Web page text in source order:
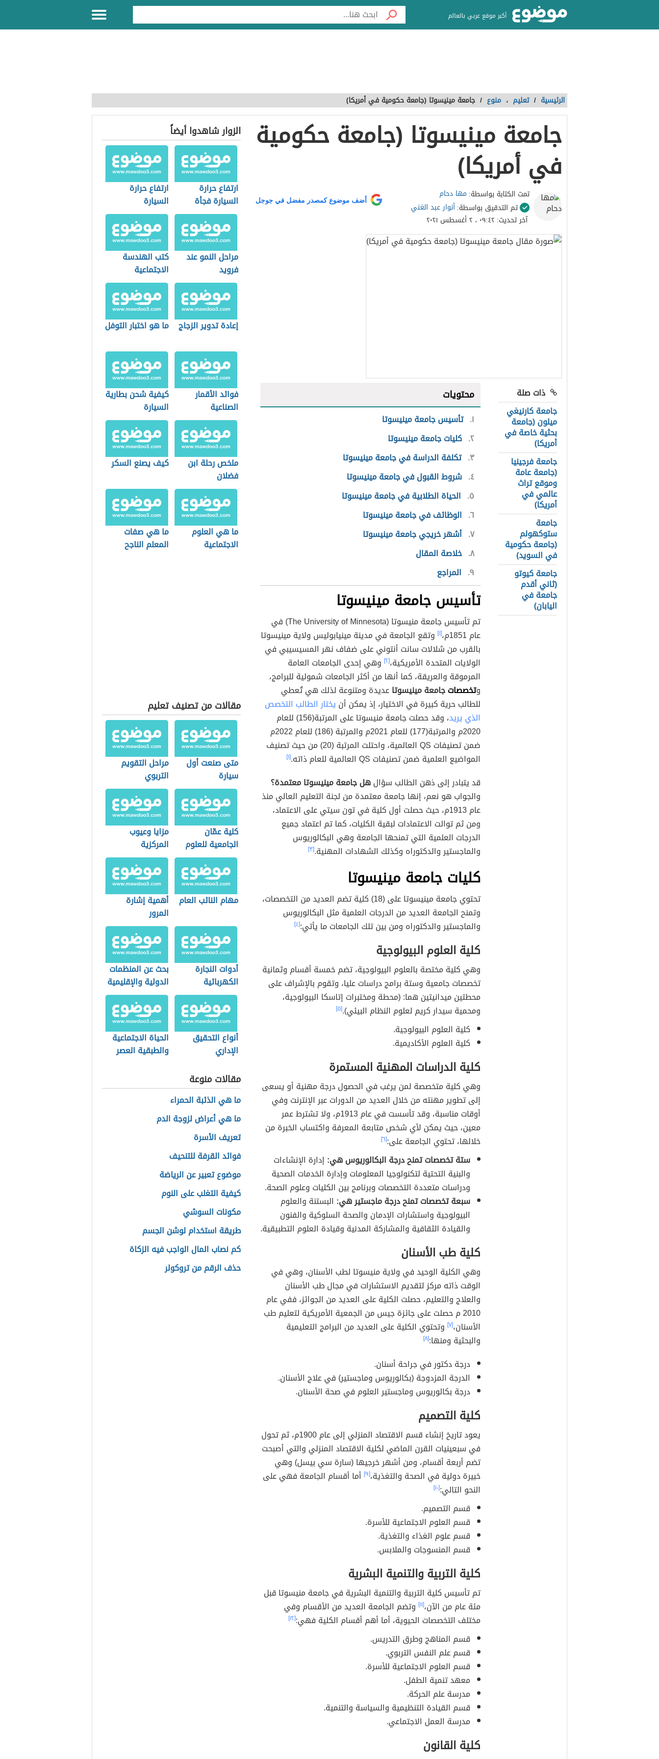
أكبر موقع عربي بالعالم
الرئيسية / تعليم ، منوع / جامعة مينيسوتا (جامعة حكومية في أمريكا)
جامعة مينيسوتا (جامعة حكومية
في أمريكا)
تمت الكتابة بواسطة: مها دحام
تم التدقيق بواسطة:أنوار عبد الغني
آخر تحديث:٠٩:٤٢ ، ٢ أغسطس ٢٠٢١
أضف موضوع كمصدر مفضل في جوجل
ذات صلة
جامعة كارنيغي
ميلون (جامعة
بحثية خاصة في
أمريكا)
جامعة فرجينيا
(جامعة عامة
وموقع تراث
عالمي في
أمريكا)
جامعة
ستوكهولم
(جامعة حكومية
في السويد)
جامعة كيوتو
(ثاني أقدم
جامعة في
اليابان)
محتويات
١ تأسيس جامعة مينيسوتا
٢ كليات جامعة مينيسوتا
٣ تكلفة الدراسة في جامعة مينيسوتا
٤ شروط القبول في جامعة مينيسوتا
٥ الحياة الطلابية في جامعة مينيسوتا
٦ الوظائف في جامعة مينيسوتا
٧ أشهر خريجي جامعة مينيسوتا
٨ خلاصة المقال
٩ المراجع
تأسيس جامعة مينيسوتا
تم تأسيس جامعة منيسوتا (The University of Minnesota) في
عام 1851م،
[١] وتقع الجامعة في مدينة مينيابوليس ولاية مينيسوتا
بالقرب من شلالات سانت أنتوني على ضفاف نهر المسيسيبي في
الولايات المتحدة الأمريكية،[٢]
وهي إحدى الجامعات العامة
المرموقة والعريقة، كما أنها من أكثر الجامعات شمولية للبرامج،
وتخصصاتجامعة مينيسوتاعديدة ومتنوعة لذلك هي تُعطي
للطالب حرية كبيرة في الاختيار، إذ يمكن أن يختار الطالب التخصص
الذي يريد
، وقد حصلت جامعة منيسوتا على المرتبة(156) للعام
2020م والمرتبة(177) للعام 2021م والمرتبة (186) للعام 2022م
ضمن تصنيفات QS العالمية، واحتلت المرتبة (20) من حيث تصنيف
المواضيع العلمية ضمن تصنيفات QS العالمية للعام ذاته.
[١]
قد يتبادر إلى ذهن الطالب سؤالهل جامعة مينيسوتا معتمدة؟
والجواب هو نعم، إنها جامعة معتمدة من لجنة التعليم العالي منذ
عام 1913م، حيث حصلت أول كلية في تون سيتي على الاعتماد،
ومن ثم توالت الاعتمادات لبقية الكليات، كما تم اعتماد جميع
الدرجات العلمية التي تمنحها الجامعة وهي البكالوريوس
والماجستير والدكتوراه وكذلك الشهادات المهنية.[٣]
كليات جامعة مينيسوتا
تحتوي جامعة مينيسوتا على (18) كلية تضم العديد من التخصصات،
وتمنح الجامعة العديد من الدرجات العلمية مثل البكالوريوس
والماجستير والدكتوراه ومن بين تلك الجامعات ما يأتي:[٤]
كلية العلوم البيولوجية
وهي كلية مختصة بالعلوم البيولوجية، تضم خمسة أقسام وثمانية
تخصصات جامعية وستة برامج دراسات عليا، وتقوم بالإشراف على
محطتين ميدانيتين هما: (محطة ومختبرات إتاسكا البيولوجية،
ومحمية سيدار كريم لعلوم النظام البيئي).[٥]
كلية العلوم البيولوجية.
كلية العلوم الأكاديمية.
كلية الدراسات المهنية المستمرة
وهي كلية متخصصة لمن يرغب في الحصول درجة مهنية أو يسعى
إلى تطوير مهنته من خلال العديد من الدورات عبر الإنترنت وفي
أوقات مناسبة، وقد تأسست في عام 1913م، ولا تشترط عمر
معين، حيث يمكن لأي شخص متابعة المعرفة واكتساب الخبرة من
خلالها، تحتوي الجامعة على:[٦]
ستة تخصصات تمنح درجة البكالوريوس هي: إدارة الإنشاءات
والبنية التحتية لتكنولوجيا المعلومات وإدارة الخدمات الصحية
ودراسات متعددة التخصصات وبرنامج بين الكليات وعلوم الصحة.
سبعة تخصصات تمنح درجة ماجستير هي: البستنة والعلوم
البيولوجية واستشارات الإدمان والصحة السلوكية والفنون
والقيادة الثقافية والمشاركة المدنية وقيادة العلوم التطبيقية.
كلية طب الأسنان
وهي الكلية الوحيد في ولاية منيسوتا لطب الأسنان، وهي في
الوقت ذاته مركز لتقديم الاستشارات في مجال طب الأسنان
والعلاج والتعليم، حصلت الكلية على العديد من الجوائز، ففي عام
2010 م حصلت على جائزة جيس من الجمعية الأمريكية لتعليم طب
الأسنان،[٧]
وتحتوي الكلية على العديد من البرامج التعليمية
والبحثية ومنها:[٨]
درجة دكتور في جراحة أسنان.
الدرجة المزدوجة (بكالوريوس وماجستير) في علاج الأسنان.
درجة بكالوريوس وماجستير العلوم في صحة الأسنان.
كلية التصميم
يعود تاريخ إنشاء قسم الاقتصاد المنزلي إلى عام 1900م، ثم تحول
في سبعينيات القرن الماضي لكلية الاقتصاد المنزلي والتي أصبحت
تضم أربعة أقسام، ومن أشهر خرجيها (سارة سي بيسل) وهي
خبيرة دولية في الصحة والتغذية،[٩]
أما أقسام الجامعة فهي على
النحو التالي:[١٠]
قسم التصميم.
قسم العلوم الاجتماعية للأسرة.
قسم علوم الغذاء والتغذية.
قسم المنسوجات والملابس.
كلية التربية والتنمية البشرية
تم تأسيس كلية التربية والتنمية البشرية في جامعة منيسوتا قبل
مئة عام من الآن،[١١]
وتضم الجامعة العديد من الأقسام وفي
مختلف التخصصات الحيوية، أما أهم أقسام الكلية فهي:[١٢]
قسم المناهج وطرق التدريس.
قسم علم النفس التربوي.
قسم العلوم الاجتماعية للأسرة.
معهد تنمية الطفل.
مدرسة علم الحركة.
قسم القيادة التنظيمية والسياسة والتنمية.
مدرسة العمل الاجتماعي.
كلية القانون
الزوار شاهدوا أيضاً
ارتفاع حرارة
السيارة فجأة
ارتفاع حرارة
السيارة
مراحل النمو عند
فرويد
كتب الهندسة
الاجتماعية
إعادة تدوير الزجاج ما هو اختبار التوفل
فوائد الأقمار
الصناعية
كيفية شحن بطارية
السيارة
ملخص رحلة ابن
فضلان
كيف يصنع السكر
ما هي العلوم
الاجتماعية
ما هي صفات
المعلم الناجح
مقالات من تصنيف تعليم
متى صنعت أول
سيارة
مراحل التقويم
التربوي
كلية عمّان
الجامعية للعلوم
المالية والإدارية
مزايا وعيوب
المركزية
واللامركزية
مهام النائب العام
أهمية إشارة
المرور
أدوات النجارة
الكهربائية
بحث عن المنظمات
الدولية والإقليمية
أنواع التحقيق
الإداري
الحياة الاجتماعية
والطبقية العصر
مقالات منوعة
ما هي الذئبة الحمراء
ما هي أعراض لزوجة الدم
تعريف الأسرة
فوائد القرفة للتنحيف
موضوع تعبير عن الرياضة
كيفية التغلب على النوم
مكونات السوشي
طريقة استخدام لوشن الجسم
كم نصاب المال الواجب فيه الزكاة
حذف الرقم من تروكولر